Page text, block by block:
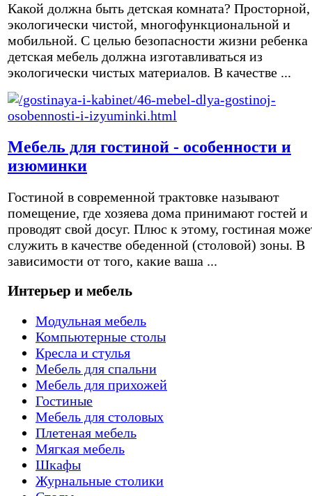
Какой должна быть детская комната? Просторной,
экологически чистой, многофункциональной и
мобильной. С целью безопасности жизни ребенка
детская мебель должна изготавливаться из
экологически чистых материалов. В качестве ...
Мебель для гостиной - особенности и
изюминки
Гостиной в современной трактовке называют
помещение, где хозяева дома принимают гостей и
проводят свой досуг. Плюс к этому, гостиная
служить в качестве обеденной (столовой) зоны. В
зависимости от того, какие ваша ...
Интерьер и мебель
Модульная мебель
Компьютерные столы
Кресла и стулья
Мебель для спальни
Мебель для прихожей
Гостиные
Мебель для столовых
Плетеная мебель
Мягкая мебель
Шкафы
Журнальные столики